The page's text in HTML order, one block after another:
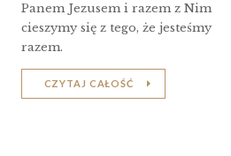
Panem Jezusem i razem z Nim
cieszymy się z tego, że jesteśmy
razem.
CZYTAJ CAŁOŚĆ